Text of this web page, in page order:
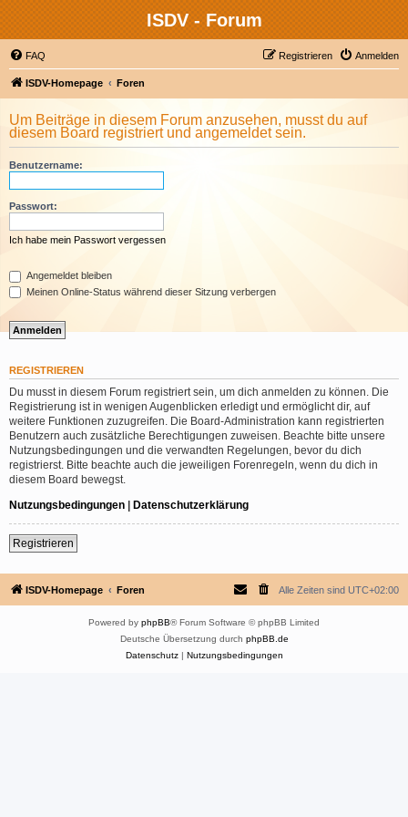
ISDV - Forum
FAQ Anmelden
Registrieren
ISDV-Homepage Foren
Um Beiträge in diesem Forum anzusehen, musst du auf
diesem Board registriert und angemeldet sein.
Benutzername:
Passwort:
Ich habe mein Passwort vergessen
Angemeldet bleiben
Meinen Online-Status während dieser Sitzung verbergen
REGISTRIEREN
Du musst in diesem Forum registriert sein, um dich anmelden zu können. Die
Registrierung ist in wenigen Augenblicken erledigt und ermöglicht dir, auf
weitere Funktionen zuzugreifen. Die Board-Administration kann registrierten
Benutzern auch zusätzliche Berechtigungen zuweisen. Beachte bitte unsere
Nutzungsbedingungen und die verwandten Regelungen, bevor du dich
registrierst. Bitte beachte auch die jeweiligen Forenregeln, wenn du dich in
diesem Board bewegst.
Nutzungsbedingungen | Datenschutzerklärung
Registrieren
ISDV-Homepage Foren Alle Zeiten sind UTC+02:00
Powered by phpBB® Forum Software © phpBB Limited
Deutsche Übersetzung durch phpBB.de
Datenschutz| Nutzungsbedingungen